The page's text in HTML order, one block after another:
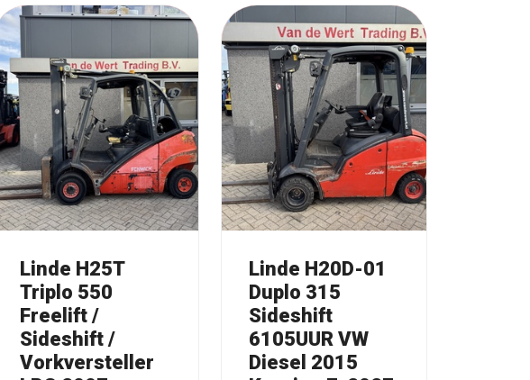
Linde H25T
Triplo 550
Freelift /
Sideshift /
Vorkversteller
Linde H20D-01
Duplo 315
Sideshift
6105UUR VW
Diesel 2015